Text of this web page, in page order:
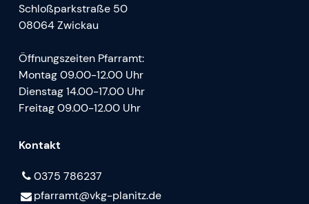
Schloßparkstraße 50
08064 Zwickau
Öffnungszeiten Pfarramt:
Montag 09.00-12.00 Uhr
Dienstag 14.00-17.00 Uhr
Freitag 09.00-12.00 Uhr
Kontakt
0375 786237
pfarramt@​vkg-planitz.​de